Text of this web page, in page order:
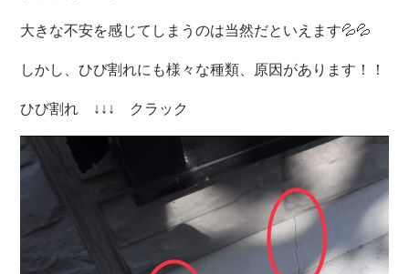
大きな不安を感じてしまうのは当然だといえます💦💦
しかし、ひび割れにも様々な種類、原因があります！！
ひび割れ ↓↓↓ クラック